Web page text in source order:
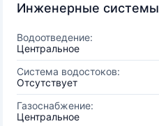
Инженерные системы
Водоотведение:
Центральное
Система водостоков:
Отсутствует
Газоснабжение:
Центральное